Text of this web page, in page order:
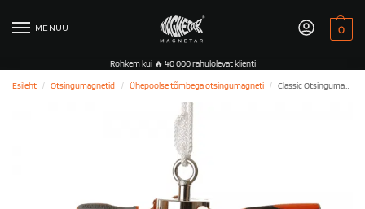
MENÜÜ 0
Rohkem kui 🔥 40 000 rahulolevat klienti
Esileht
/ Otsingumagnetid / Ühepoolse tõmbega otsingumagneti / Classic Otsingumagnet – 880LB/400KG – Ühepoolne